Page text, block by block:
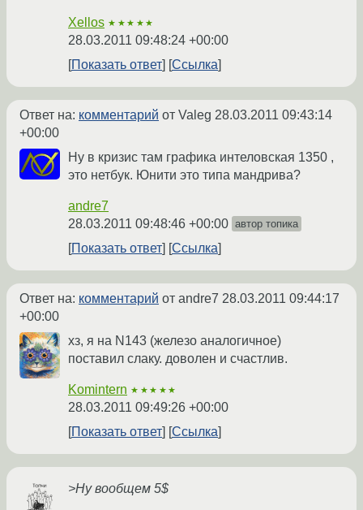
Xellos ★★★★★
28.03.2011 09:48:24 +00:00
Показать ответ
Ссылка
Ответ на: комментарий от Valeg 28.03.2011 09:43:14
+00:00
Ну в кризис там графика интеловская 1350 ,
это нетбук. Юнити это типа мандрива?
andre7
28.03.2011 09:48:46 +00:00 автор топика
Показать ответ Ссылка
Ответ на: комментарий от andre7 28.03.2011 09:44:17
+00:00
хз, я на N143 (железо аналогичное)
поставил слаку. доволен и счастлив.
Komintern ★★★★★
28.03.2011 09:49:26 +00:00
Показать ответ
Ссылка
>Ну вообщем 5$